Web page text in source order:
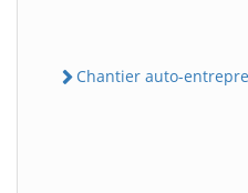
Chantier auto-